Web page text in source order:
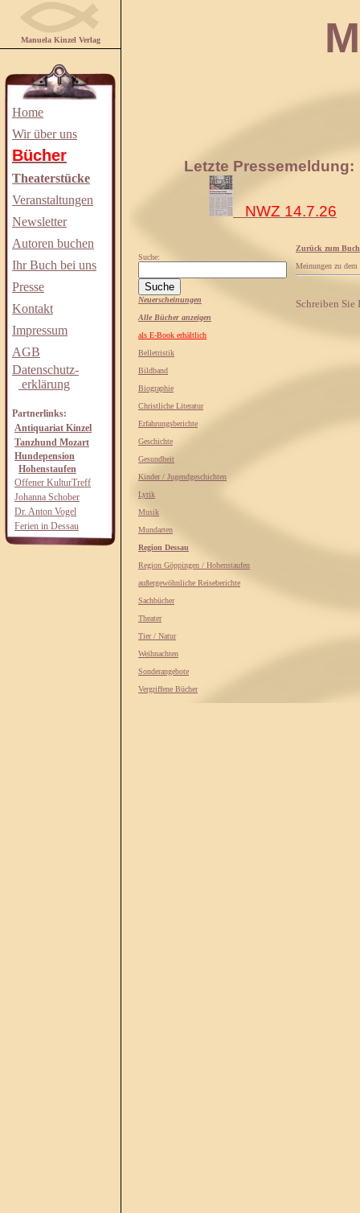
Manuela Kinzel Verlag
Home
Wir über uns
Bücher
Theaterstücke
Veranstaltungen
Newsletter
Autoren buchen
Ihr Buch bei uns
Presse
Kontakt
Impressum
AGB
Datenschutz-
erklärung
Partnerlinks:
Antiquariat Kinzel
Tanzhund Mozart
Hundepension
Hohenstaufen
Offener KulturTreff
Johanna Schober
Dr. Anton Vogel
Ferien in Dessau
Letzte Pressemeldung:
NWZ 14.7.26
Suche:
Neuerscheinungen
Alle Bücher anzeigen
als E-Book erhältlich
Belletristik
Bildband
Biographie
Christliche Literatur
Erfahrungsberichte
Geschichte
Gesundheit
Kinder / Jugendgeschichten
Lyrik
Musik
Mundarten
Region Dessau
Region Göppingen / Hohenstaufen
außergewöhnliche Reiseberichte
Sachbücher
Theater
Tier / Natur
Weihnachten
Sonderangebote
Vergriffene Bücher
Zurück zum Buch
Meinungen zu
Schreiben